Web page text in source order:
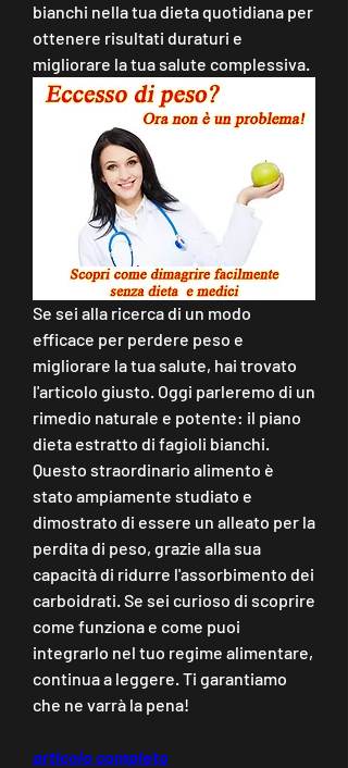
bianchi nella tua dieta quotidiana per
ottenere risultati duraturi e
migliorare la tua salute complessiva.
Se sei alla ricerca di un modo
efficace per perdere peso e
migliorare la tua salute, hai trovato
l'articolo giusto. Oggi parleremo di un
rimedio naturale e potente: il piano
dieta estratto di fagioli bianchi.
Questo straordinario alimento è
stato ampiamente studiato e
dimostrato di essere un alleato per la
perdita di peso, grazie alla sua
capacità di ridurre l'assorbimento dei
carboidrati. Se sei curioso di scoprire
come funziona e come puoi
integrarlo nel tuo regime alimentare,
continua a leggere. Ti garantiamo
che ne varrà la pena!
articolo completo